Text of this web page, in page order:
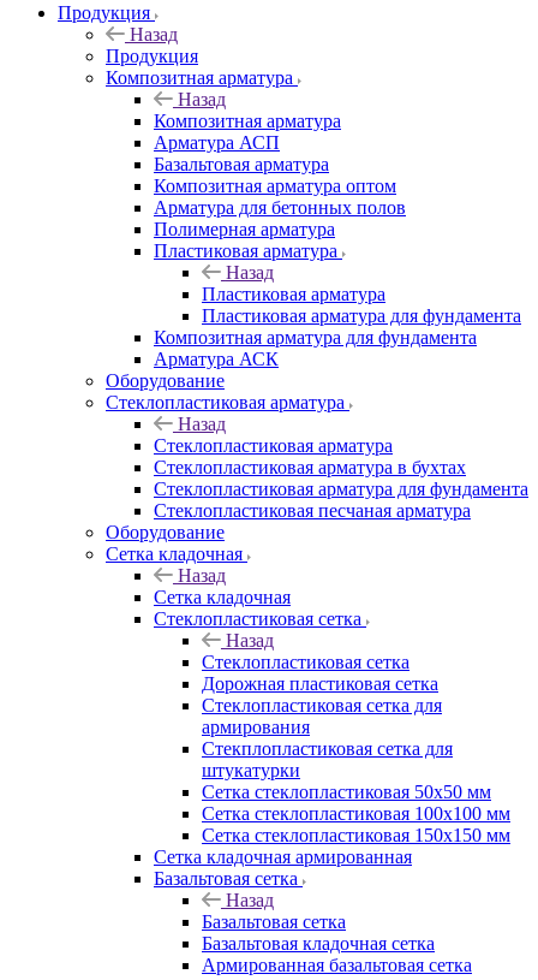
Продукция
Назад
Продукция
Композитная арматура
Назад
Композитная арматура
Арматура АСП
Базальтовая арматура
Композитная арматура оптом
Арматура для бетонных полов
Полимерная арматура
Пластиковая арматура
Назад
Пластиковая арматура
Пластиковая арматура для фундамента
Композитная арматура для фундамента
Арматура АСК
Оборудование
Cтеклопластиковая арматура
Назад
Cтеклопластиковая арматура
Стеклопластиковая арматура в бухтах
Стеклопластиковая арматура для фундамента
Стеклопластиковая песчаная арматура
Оборудование
Сетка кладочная
Назад
Сетка кладочная
Стеклопластиковая сетка
Назад
Стеклопластиковая сетка
Дорожная пластиковая сетка
Стеклопластиковая сетка для
армирования
Стекплопластиковая сетка для
штукатурки
Сетка стеклопластиковая 50x50 мм
Сетка стеклопластиковая 100x100 мм
Сетка стеклопластиковая 150x150 мм
Сетка кладочная армированная
Базальтовая сетка
Назад
Базальтовая сетка
Базальтовая кладочная сетка
Армированная базальтовая сетка